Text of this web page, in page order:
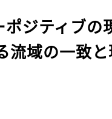
ポジティブの
流域の一致